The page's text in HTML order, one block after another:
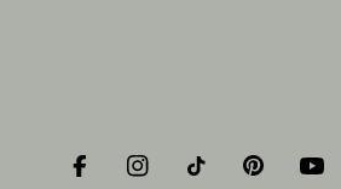
FacebookInstagramTiktok Pinterest